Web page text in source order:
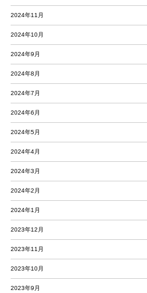
2024年11月
2024年10月
2024年9月
2024年8月
2024年7月
2024年6月
2024年5月
2024年4月
2024年3月
2024年2月
2024年1月
2023年12月
2023年11月
2023年10月
2023年9月